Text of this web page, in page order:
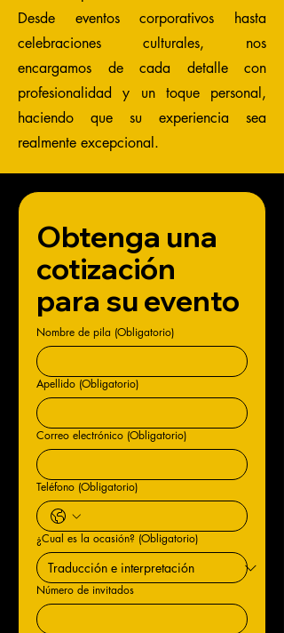
Desde eventos corporativos hasta
celebraciones culturales, nos
encargamos de cada detalle con
profesionalidad y un toque personal,
haciendo que su experiencia sea
realmente excepcional.
Obtenga una
cotización
para su evento
Nombre de pila (Obligatorio)
Apellido (Obligatorio)
Correo electrónico (Obligatorio)
Teléfono (Obligatorio)
¿Cual es la ocasión? (Obligatorio)
Número de invitados